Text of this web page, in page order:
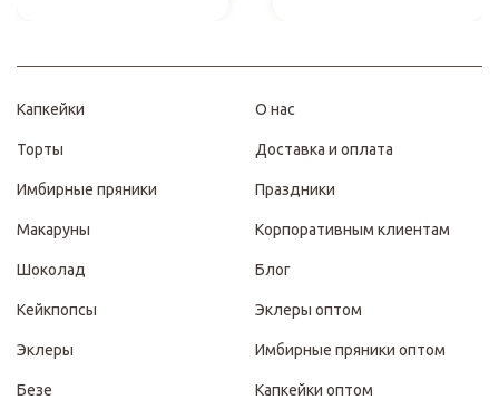
Капкейки
Торты
Имбирные пряники
Макаруны
Шоколад
Кейкпопсы
Эклеры
Безе
О нас
Доставка и оплата
Праздники
Корпоративным клиентам
Блог
Эклеры оптом
Имбирные пряники оптом
Капкейки оптом